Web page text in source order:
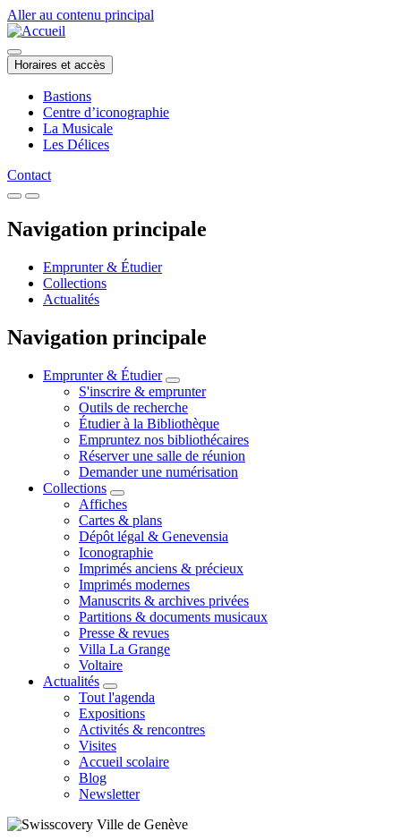
Aller au contenu principal
Horaires et accès
Bastions
Centre d’iconographie
La Musicale
Les Délices
Contact
Navigation principale
Emprunter & Étudier
Collections
Actualités
Navigation principale
Emprunter & Étudier
S'inscrire & emprunter
Outils de recherche
Étudier à la Bibliothèque
Empruntez nos bibliothécaires
Réserver une salle de réunion
Demander une numérisation
Collections
Affiches
Cartes & plans
Dépôt légal & Genevensia
Iconographie
Imprimés anciens & précieux
Imprimés modernes
Manuscrits & archives privées
Partitions & documents musicaux
Presse & revues
Villa La Grange
Voltaire
Actualités
Tout l'agenda
Expositions
Activités & rencontres
Visites
Accueil scolaire
Blog
Newsletter